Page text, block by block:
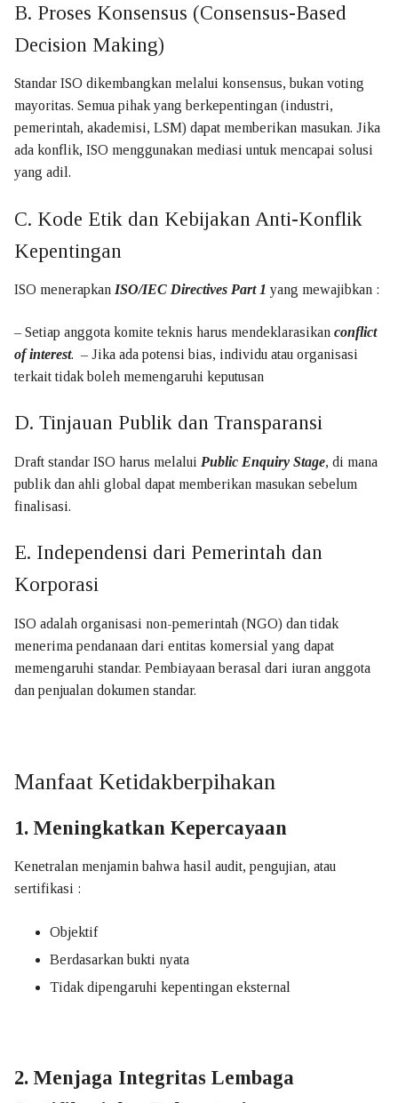
B. Proses Konsensus (Consensus-Based
Decision Making)
Standar ISO dikembangkan melalui konsensus, bukan voting
mayoritas. Semua pihak yang berkepentingan (industri,
pemerintah, akademisi, LSM) dapat memberikan masukan. Jika
ada konflik, ISO menggunakan mediasi untuk mencapai solusi
yang adil.
C. Kode Etik dan Kebijakan Anti-Konflik
Kepentingan
ISO menerapkan ISO/IEC Directives Part 1 yang mewajibkan :
– Setiap anggota komite teknis harus mendeklarasikan conflict
of interest. – Jika ada potensi bias, individu atau organisasi
terkait tidak boleh memengaruhi keputusan
D. Tinjauan Publik dan Transparansi
Draft standar ISO harus melalui Public Enquiry Stage, di mana
publik dan ahli global dapat memberikan masukan sebelum
finalisasi.
E. Independensi dari Pemerintah dan
Korporasi
ISO adalah organisasi non-pemerintah (NGO) dan tidak
menerima pendanaan dari entitas komersial yang dapat
memengaruhi standar. Pembiayaan berasal dari iuran anggota
dan penjualan dokumen standar.
Manfaat Ketidakberpihakan
1. Meningkatkan Kepercayaan
Kenetralan menjamin bahwa hasil audit, pengujian, atau
sertifikasi :
Objektif
Berdasarkan bukti nyata
Tidak dipengaruhi kepentingan eksternal
2. Menjaga Integritas Lembaga